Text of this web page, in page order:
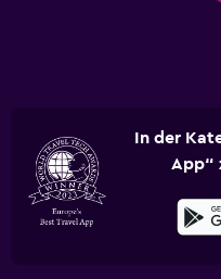
In der
App“